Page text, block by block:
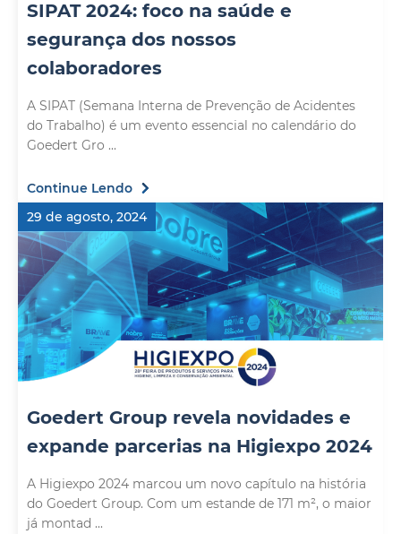
SIPAT 2024: foco na saúde e
segurança dos nossos
colaboradores
A SIPAT (Semana Interna de Prevenção de Acidentes
do Trabalho) é um evento essencial no calendário do
Goedert Gro ...
Continue Lendo
29 de agosto, 2024
Goedert Group revela novidades e
expande parcerias na Higiexpo 2024
A Higiexpo 2024 marcou um novo capítulo na história
do Goedert Group. Com um estande de 171 m², o maior
já montad ...